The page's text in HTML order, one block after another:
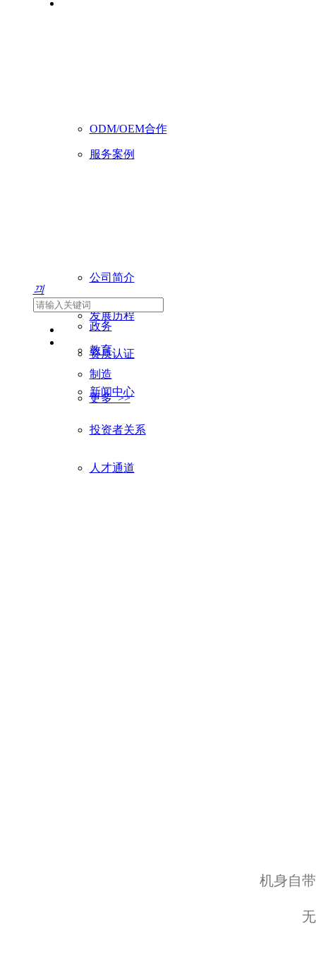
CP100
会议室控制器
ODM/OEM合作
服务案例
政务
教育
制造
更多 >>
智能投屏会议解决方案
轻会议、轻部署、轻维护
公司简介
发展历程
资质认证
新闻中心
投资者关系
人才通道
끠
机身自